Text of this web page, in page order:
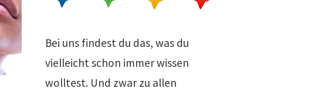
Bei uns findest du das, was du
vielleicht schon immer wissen
wolltest. Und zwar zu allen